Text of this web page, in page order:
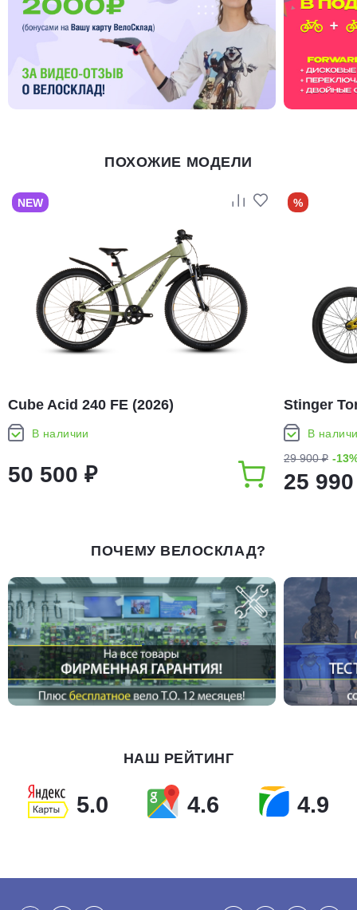
ПОХОЖИЕ МОДЕЛИ
NEW
Cube Acid 240 FE (2026)
В наличии
50 500 ₽
%
Stinger
В
29 900 ₽ -
25
ПОЧЕМУ ВЕЛОСКЛАД?
НАШ РЕЙТИНГ
5.0 4.6 4.9